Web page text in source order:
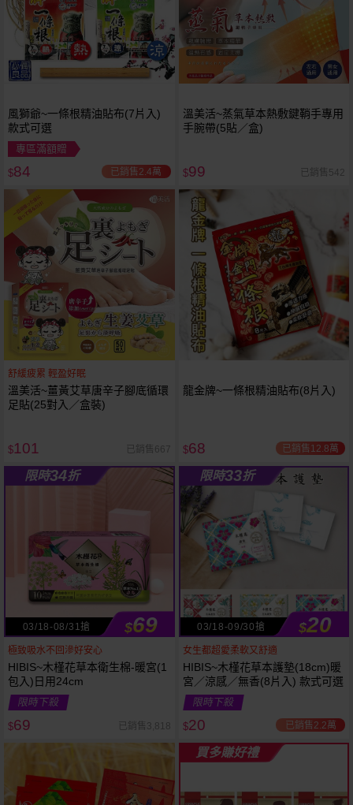
風獅爺~一條根精油貼布(7片入)
款式可選
專區滿額贈
$84 已銷售2.4萬
溫美活~蒸氣草本熱敷鍵鞘手專用
手腕帶(5貼／盒)
$99 已銷售542
舒緩疲累 輕盈好眠
溫美活~薑黃艾草唐辛子腳底循環
足貼(25對入／盒裝)
$101 已銷售667
龍金牌~一條根精油貼布(8片入)
$68 已銷售12.8萬
限時34折
03/18-08/31搶 $69
極致吸水不回滲好安心
HIBIS~木槿花草本衛生棉-暖宮(1
包入)日用24cm
限時下殺
$69 已銷售3,818
限時33折
03/18-09/30搶 $20
女生都超愛柔軟又舒適
HIBIS~木槿花草本護墊(18cm)暖
宮／涼感／無香(8片入) 款式可選
限時下殺
$20 已銷售2.2萬
買多賺好禮